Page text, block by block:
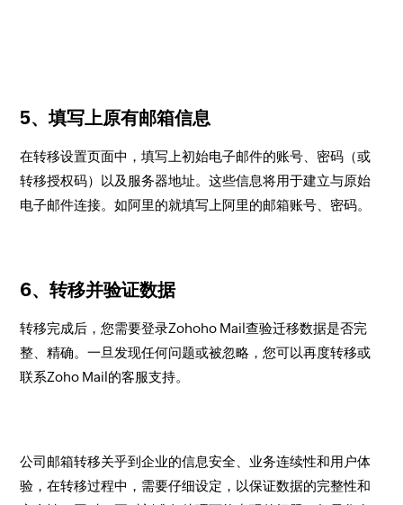
5、填写上原有邮箱信息
在转移设置页面中，填写上初始电子邮件的账号、密码（或
转移授权码）以及服务器地址。这些信息将用于建立与原始
电子邮件连接。如阿里的就填写上阿里的邮箱账号、密码。
6、转移并验证数据
转移完成后，您需要登录Zohoho Mail查验迁移数据是否完
整、精确。一旦发现任何问题或被忽略，您可以再度转移或
联系Zoho Mail的客服支持。
公司邮箱转移关乎到企业的信息安全、业务连续性和用户体
验，在转移过程中，需要仔细设定，以保证数据的完整性和